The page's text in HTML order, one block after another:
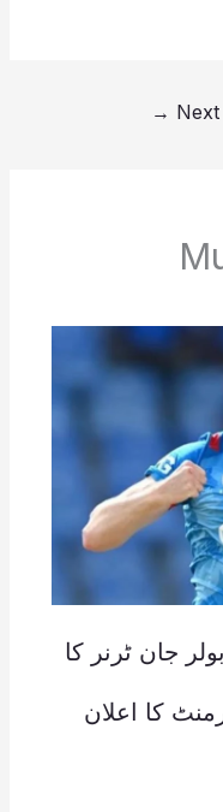
→
بولر جان ٹرنر کا
کا اعلان